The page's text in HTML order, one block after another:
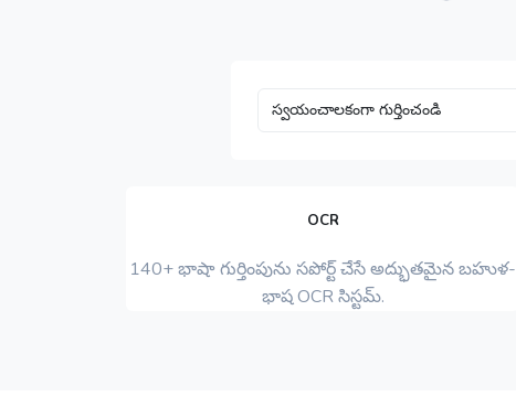
OCR
140+ భాషా గుర్తింపును సపోర్ట్ చేసే అద్భుతమైన బహుళ-
భాష OCR సిస్టమ్.